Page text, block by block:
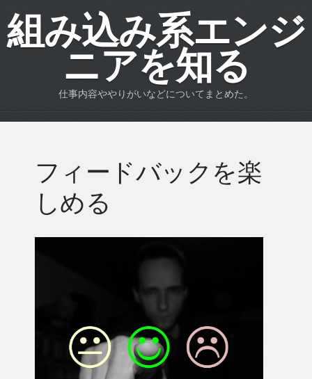
組み込み系エンジ
ニアを知る
仕事内容ややりがいなどについてまとめた。
フィードバックを楽
しめる